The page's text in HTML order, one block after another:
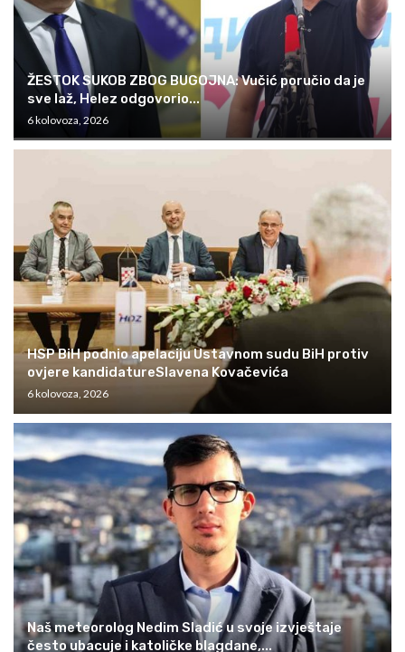
ŽESTOK SUKOB ZBOG BUGOJNA: Vučić poručio da je
sve laž, Helez odgovorio...
6 kolovoza, 2026
HSP BiH podnio apelaciju Ustavnom sudu BiH protiv
ovjere kandidatureSlavena Kovačevića
6 kolovoza, 2026
Naš meteorolog Nedim Sladić u svoje izvještaje
često ubacuje i katoličke blagdane,...